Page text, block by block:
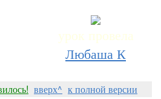
урок провела
Любаша К
вверх^ к полной версии